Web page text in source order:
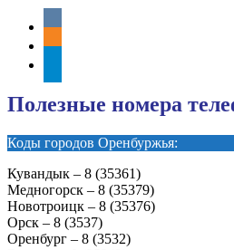
vkontakte
odnoklassniki
Полезные номера
Коды городов Оренбуржья:
Кувандык – 8 (35361)
Медногорск – 8 (35379)
Новотроицк – 8 (35376)
Орск – 8 (3537)
Оренбург – 8 (3532)